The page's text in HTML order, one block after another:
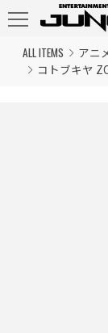
ALL ITEMS アニ
コトブキヤ